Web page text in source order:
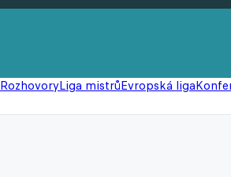
RozhovoryLiga mistrůEvropská liga